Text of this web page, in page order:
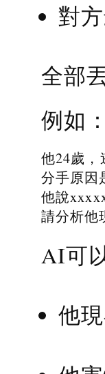
對
全部
例如：
他24歲，
分手原因
他說
請分析他
AI可
他